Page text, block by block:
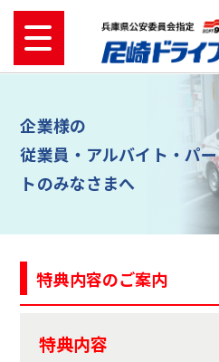
企業様の
従業員・アルバイト・パー
トのみなさまへ
特典内容のご案内
特典内容